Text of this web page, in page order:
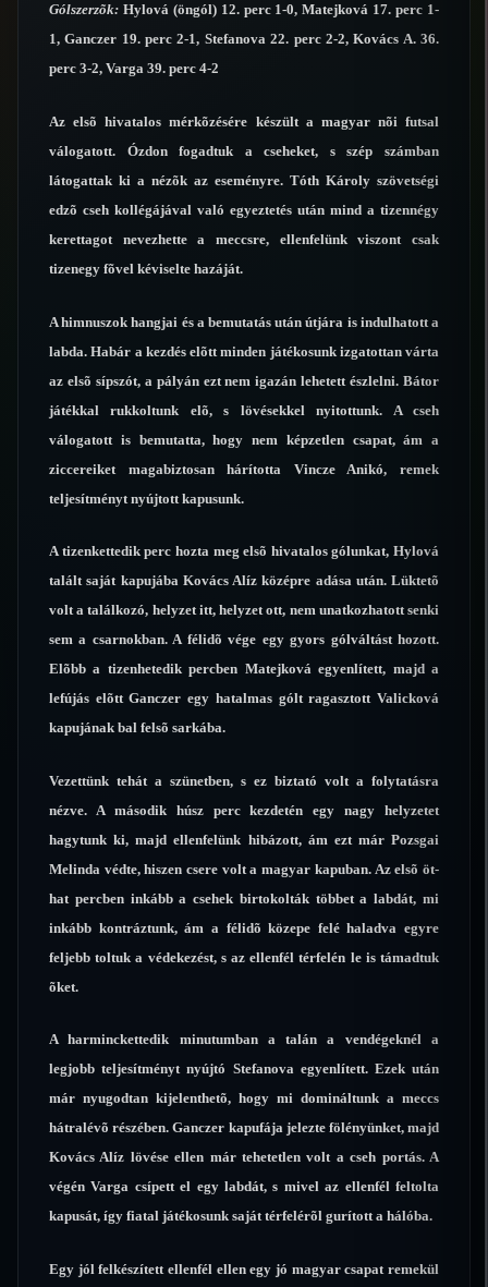
Gólszerzõk: Hylová (öngól) 12. perc 1-0, Matejková 17. perc 1-
1, Ganczer 19. perc 2-1, Stefanova 22. perc 2-2, Kovács A. 36.
perc 3-2, Varga 39. perc 4-2
Az elsõ hivatalos mérkõzésére készült a magyar nõi futsal
válogatott. Ózdon fogadtuk a cseheket, s szép számban
látogattak ki a nézõk az eseményre. Tóth Károly szövetségi
edzõ cseh kollégájával való egyeztetés után mind a tizennégy
kerettagot nevezhette a meccsre, ellenfelünk viszont csak
tizenegy fõvel kéviselte hazáját.
A himnuszok hangjai és a bemutatás után útjára is indulhatott a
labda. Habár a kezdés elõtt minden játékosunk izgatottan várta
az elsõ sípszót, a pályán ezt nem igazán lehetett észlelni. Bátor
játékkal rukkoltunk elõ, s lövésekkel nyitottunk. A cseh
válogatott is bemutatta, hogy nem képzetlen csapat, ám a
ziccereiket magabiztosan hárította Vincze Anikó, remek
teljesítményt nyújtott kapusunk.
A tizenkettedik perc hozta meg elsõ hivatalos gólunkat, Hylová
talált saját kapujába Kovács Alíz középre adása után. Lüktetõ
volt a találkozó, helyzet itt, helyzet ott, nem unatkozhatott senki
sem a csarnokban. A félidõ vége egy gyors gólváltást hozott.
Elõbb a tizenhetedik percben Matejková egyenlített, majd a
lefújás elõtt Ganczer egy hatalmas gólt ragasztott Valicková
kapujának bal felsõ sarkába.
Vezettünk tehát a szünetben, s ez biztató volt a folytatásra
nézve. A második húsz perc kezdetén egy nagy helyzetet
hagytunk ki, majd ellenfelünk hibázott, ám ezt már Pozsgai
Melinda védte, hiszen csere volt a magyar kapuban. Az elsõ öt-
hat percben inkább a csehek birtokolták többet a labdát, mi
inkább kontráztunk, ám a félidõ közepe felé haladva egyre
feljebb toltuk a védekezést, s az ellenfél térfelén le is támadtuk
õket.
A harminckettedik minutumban a talán a vendégeknél a
legjobb teljesítményt nyújtó Stefanova egyenlített. Ezek után
már nyugodtan kijelenthetõ, hogy mi domináltunk a meccs
hátralévõ részében. Ganczer kapufája jelezte fölényünket, majd
Kovács Alíz lövése ellen már tehetetlen volt a cseh portás. A
végén Varga csípett el egy labdát, s mivel az ellenfél feltolta
kapusát, így fiatal játékosunk saját térfelérõl gurított a hálóba.
Egy jól felkészített ellenfél ellen egy jó magyar csapat remekül